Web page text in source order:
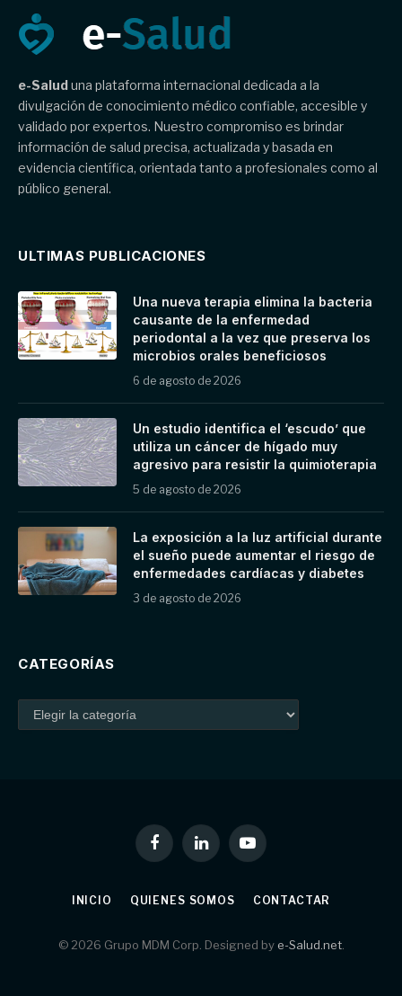
e-Saluduna plataforma internacional dedicada a la
divulgación de conocimiento médico confiable, accesible y
validado por expertos. Nuestro compromiso es brindar
información de salud precisa, actualizada y basada en
evidencia científica, orientada tanto a profesionales como al
público general.
ULTIMAS PUBLICACIONES
Una nueva terapia elimina la bacteria
causante de la enfermedad
periodontal a la vez que preserva los
microbios orales beneficiosos
6 de agosto de 2026
Un estudio identifica el ‘escudo’ que
utiliza un cáncer de hígado muy
agresivo para resistir la quimioterapia
5 de agosto de 2026
La exposición a la luz artificial durante
el sueño puede aumentar el riesgo de
enfermedades cardíacas y diabetes
3 de agosto de 2026
CATEGORÍAS
FacebookLinkedInYouTube
INICIO QUIENES SOMOS CONTACTAR
© 2026 Grupo MDM Corp. Designed bye-Salud.net.